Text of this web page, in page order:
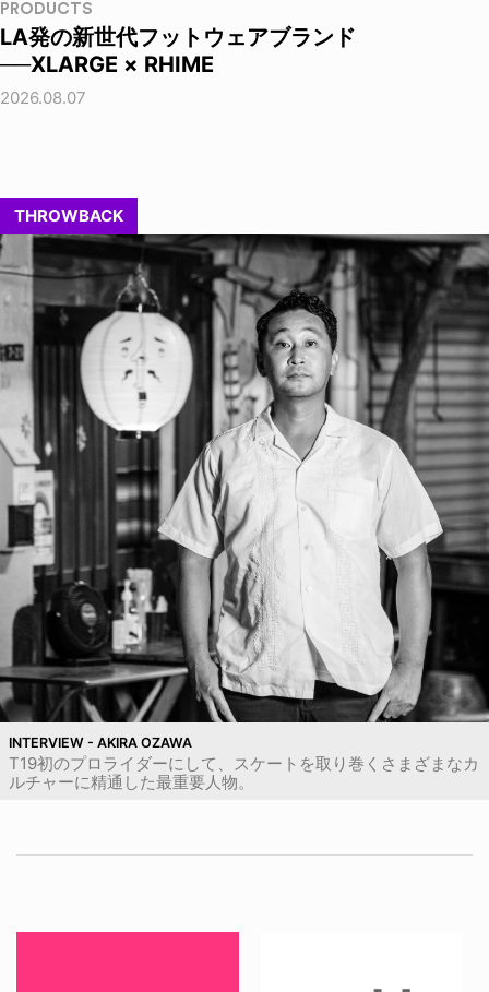
PRODUCTS
LA発の新世代フットウェアブランド
──XLARGE × RHIME
2026.08.07
THROWBACK
INTERVIEW - AKIRA OZAWA
T19初のプロライダーにして、スケートを取り巻くさまざまなカ
ルチャーに精通した最重要人物。